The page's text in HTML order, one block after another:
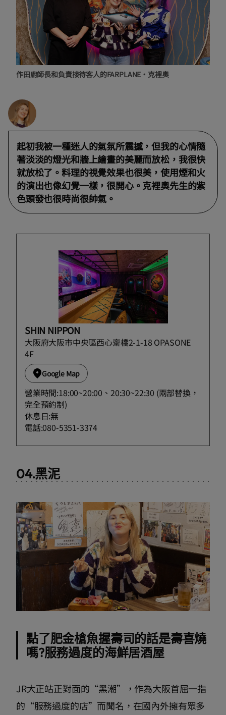
作田廚師長和負責接待客人的FARPLANE・克裡奧
起初我被一種迷人的氣氛所震撼，但我的心情隨
著淡淡的燈光和牆上繪畫的美麗而放松，我很快
就放松了。料理的視覺效果也很美，使用煙和火
的演出也像幻覺一樣，很開心。克裡奧先生的紫
色頭發也很時尚很帥氣。
SHIN NIPPON
大阪府大阪市中央區西心齋橋2-1-18 OPASONE
4F
Google Map
營業時間:18:00~20:00、20:30~22:30 (兩部替換，
完全預約制)
休息日:無
電話:080-5351-3374
04.黑泥
點了肥金槍魚握壽司的話是壽喜燒
嗎?服務過度的海鮮居酒屋
JR大正站正對面的“黑潮”，作為大阪首屈一指
的“服務過度的店”而聞名，在國內外擁有眾多